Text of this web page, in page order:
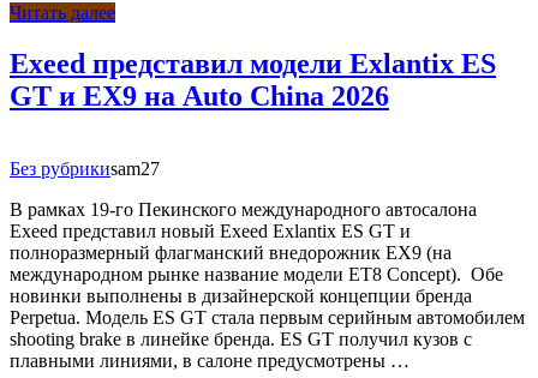
Читать далее
Exeed представил модели Exlantix ES
GT и EX9 на Auto China 2026
Без рубрикиsam27
В рамках 19-го Пекинского международного автосалона
Exeed представил новый Exeed Exlantix ES GT и
полноразмерный флагманский внедорожник EX9 (на
международном рынке название модели ET8 Concept). Обе
новинки выполнены в дизайнерской концепции бренда
Perpetua. Модель ES GT стала первым серийным автомобилем
shooting brake в линейке бренда. ES GT получил кузов с
плавными линиями, в салоне предусмотрены …